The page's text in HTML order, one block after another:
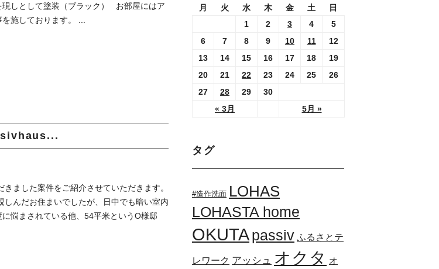
現しとして塗装（ブラック） お部屋にはア
施しております。 ...
ました案件をご紹介させていただきます。
しんだお住まいでしたが、日中でも暗い室内
悩まされている他、54平米というO様邸
月
火 水 木 金 土 日
« 3月 5月 »
1 2 3 4
5
6
7 8 9 10 11
12
13
14 15 16 17 18
19
20
21 22 23 24 25
26
27
28 29 30
タグ
#造作洗面 LOHAS
LOHASTA home
OKUTApassiv ふるさとテ
レワーク アッシュ オクタ
オ